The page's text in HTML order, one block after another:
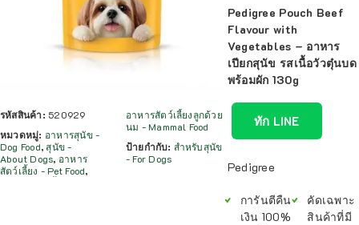
รหัสสินค้า: 520929
หมวดหมู่: อาหารสุนัข -
Dog Food,สุนัข -
About Dogs, อาหาร
สัตว์เลี้ยง - Pet Food,
อาหารสัตว์เลี้ยงลูกด้วย
นม - Mammal Food
ป้ายกำกับ: สำหรับสุนัข
- For Dogs
Pedigree Pouch Beef
Flavour with
Vegetables – อาหาร
เปียกสุนัข รสเนื้อวัวตุ๋นบด
พร้อมผัก 130g
ทัก LINE
Pedigree
การันตีคืน
เงิน 100%
คัดเฉพาะ
สินค้าที่มี